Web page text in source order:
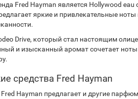
Fred Hayman является Hollywood
яркие и привлекательные ноты
Drive, который стал настоящим
и изысканный аромат сочетает
средства Fred Hayman
Hayman предлагает и другие